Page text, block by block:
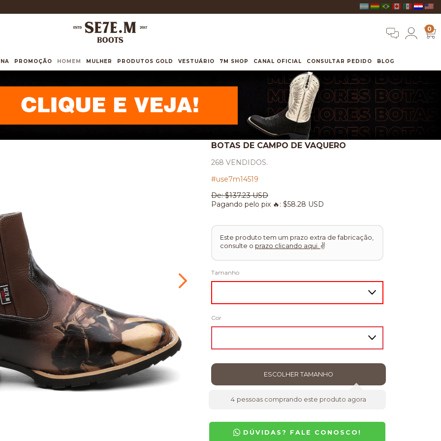
0
PROMOÇÃO HOMEM MULHER PRODUTOS GOLD VESTUÁRIO 7M SHOP CANAL OFICIAL CONSULTAR PEDIDO BLOG
BOTAS DE CAMPO DE VAQUERO
268 VENDIDOS.
#use7m14519
De:$137.23 USD
Pagando pelo pix 🔥: $58.28 USD
Este produto tem um prazo extra de fabricação,
consulte o prazo clicando aqui. ✌
Tamanho
Cor
4 pessoas comprando este produto agora
DÚVIDAS? FALE CONOSCO!